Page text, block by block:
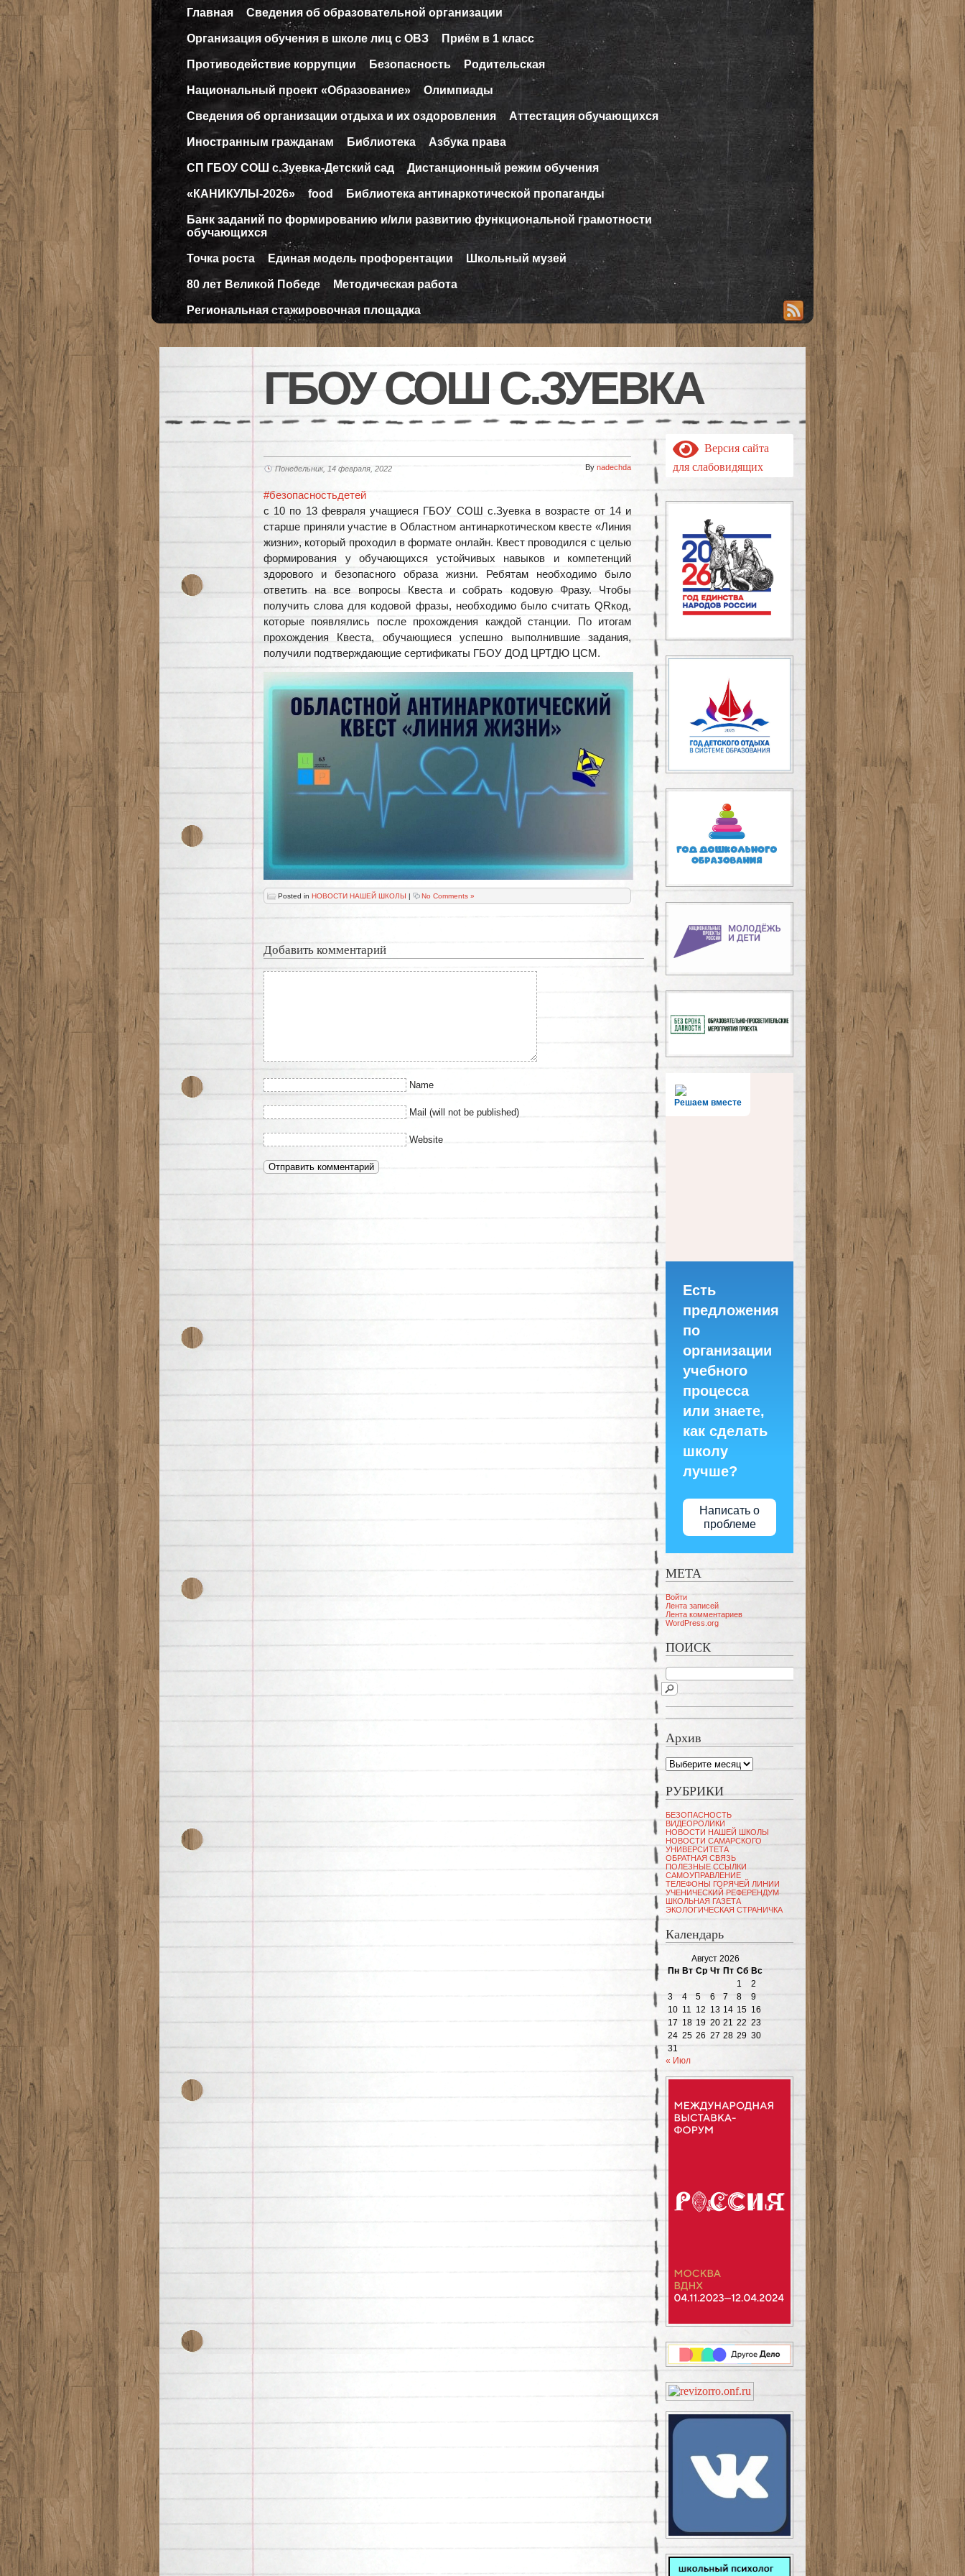
Главная Сведения об образовательной организации
Организация обучения в школе лиц с ОВЗ Приём в 1 класс
Противодействие коррупции Безопасность Родительская
Национальный проект «Образование» Олимпиады
Сведения об организации отдыха и их оздоровления Аттестация обучающихся
Иностранным гражданам Библиотека Азбука права
СП ГБОУ СОШ с.Зуевка-Детский сад Дистанционный режим обучения
«КАНИКУЛЫ-2026» food Библиотека антинаркотической пропаганды
Банк заданий по формированию и/или развитию функциональной грамотности
обучающихся
Точка роста Единая модель профорентации Школьный музей
80 лет Великой Победе Методическая работа
Региональная стажировочная площадка
ГБОУ СОШ С.ЗУЕВКА
By nadechda
Понедельник, 14 февраля, 2022
#безопасностьдетей
с 10 по 13 февраля учащиеся ГБОУ СОШ с.Зуевка в возрасте от 14 и
старше приняли участие в Областном антинаркотическом квесте «Линия
жизни», который проходил в формате онлайн. Квест проводился с целью
формирования у обучающихся устойчивых навыков и компетенций
здорового и безопасного образа жизни. Ребятам необходимо было
ответить на все вопросы Квеста и собрать кодовую Фразу. Чтобы
получить слова для кодовой фразы, необходимо было считать QRкод,
которые появлялись после прохождения каждой станции. По итогам
прохождения Квеста, обучающиеся успешно выполнившие задания,
получили подтверждающие сертификаты ГБОУ ДОД ЦРТДЮ ЦСМ.
Posted in НОВОСТИ НАШЕЙ ШКОЛЫ | No Comments »
Добавить комментарий
Name
Mail (will not be published)
Website
Версия сайта
для слабовидящих
Решаем вместе
Есть
предложения
по
организации
учебного
процесса
или знаете,
как сделать
школу
лучше?
Написать о
проблеме
МЕТА
Войти
Лента записей
Лента комментариев
WordPress.org
ПОИСК
Архив
Архив
РУБРИКИ
БЕЗОПАСНОСТЬ
ВИДЕОРОЛИКИ
НОВОСТИ НАШЕЙ ШКОЛЫ
НОВОСТИ САМАРСКОГО
УНИВЕРСИТЕТА
ОБРАТНАЯ СВЯЗЬ
ПОЛЕЗНЫЕ ССЫЛКИ
САМОУПРАВЛЕНИЕ
ТЕЛЕФОНЫ ГОРЯЧЕЙ ЛИНИИ
УЧЕНИЧЕСКИЙ РЕФЕРЕНДУМ
ШКОЛЬНАЯ ГАЗЕТА
ЭКОЛОГИЧЕСКАЯ СТРАНИЧКА
Календарь
Август 2026
Пн Вт Ср Чт Пт Сб Вс
1
2
3
4 5 6 7 8
9
10 11 12 13 14 15 16
17 18 19 20 21 22 23
24 25 26 27 28 29 30
31
« Июл